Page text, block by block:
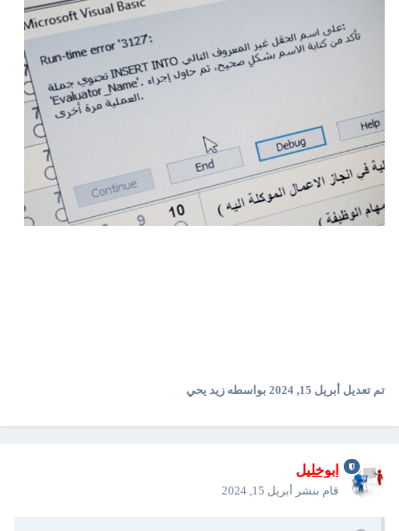
تم تعديل أبريل 15, 2024 بواسطه زيد يحي
ابوخليل
قام بنشر أبريل 15, 2024